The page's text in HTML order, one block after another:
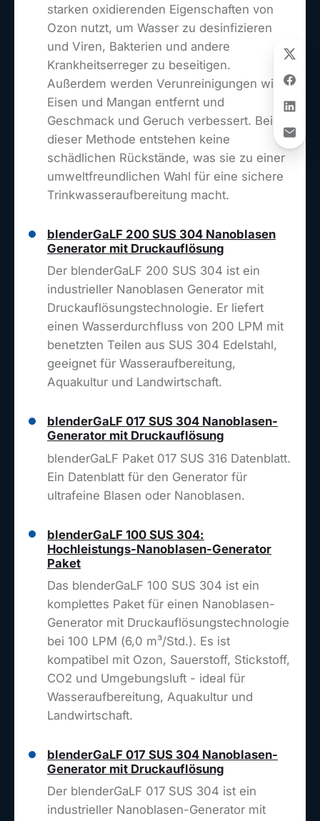
starken oxidierenden Eigenschaften von
Ozon nutzt, um Wasser zu desinfizieren
und Viren, Bakterien und andere
Krankheitserreger zu beseitigen.
Außerdem werden Verunreinigungen wie
Eisen und Mangan entfernt und
Geschmack und Geruch verbessert. Bei
dieser Methode entstehen keine
schädlichen Rückstände, was sie zu einer
umweltfreundlichen Wahl für eine sichere
Trinkwasseraufbereitung macht.
blenderGaLF 200 SUS 304 Nanoblasen
Generator mit Druckauflösung
Der blenderGaLF 200 SUS 304 ist ein
industrieller Nanoblasen Generator mit
Druckauflösungstechnologie. Er liefert
einen Wasserdurchfluss von 200 LPM mit
benetzten Teilen aus SUS 304 Edelstahl,
geeignet für Wasseraufbereitung,
Aquakultur und Landwirtschaft.
blenderGaLF 017 SUS 304 Nanoblasen-
Generator mit Druckauflösung
blenderGaLF Paket 017 SUS 316 Datenblatt.
Ein Datenblatt für den Generator für
ultrafeine Blasen oder Nanoblasen.
blenderGaLF 100 SUS 304:
Hochleistungs-Nanoblasen-Generator
Paket
Das blenderGaLF 100 SUS 304 ist ein
komplettes Paket für einen Nanoblasen-
Generator mit Druckauflösungstechnologie
bei 100 LPM (6,0 m³/Std.). Es ist
kompatibel mit Ozon, Sauerstoff, Stickstoff,
CO2 und Umgebungsluft - ideal für
Wasseraufbereitung, Aquakultur und
Landwirtschaft.
blenderGaLF 017 SUS 304 Nanoblasen-
Generator mit Druckauflösung
Der blenderGaLF 017 SUS 304 ist ein
industrieller Nanoblasen-Generator mit